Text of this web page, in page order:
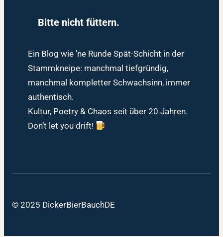
Bitte nicht füttern.
Ein Blog wie ’ne Runde Spät-Schicht in der
Stammkneipe: manchmal tiefgründig,
manchmal kompletter Schwachsinn, immer
authentisch.
Kultur, Poetry & Chaos seit über 20 Jahren.
Don’t let you drift!
© 2025 DickerBierBauchDE